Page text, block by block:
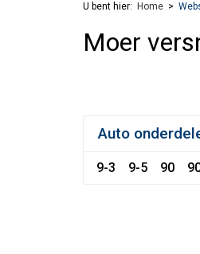
U bent hier: Home
Moer
Auto
9-3 9-5 90